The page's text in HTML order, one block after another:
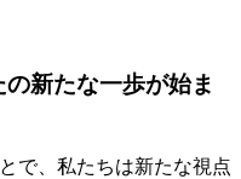
新たな一歩が始ま
で、私たちは新たな視点